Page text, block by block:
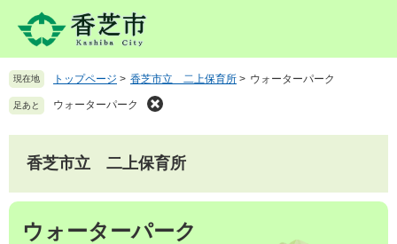
先
頭
す
を
飛
し
文
現在地 トップページ > 香芝市立 二上保育所 > ウォーターパーク
足あと ウォーターパーク
香芝市立 二上保育所
本
ウォーターパーク